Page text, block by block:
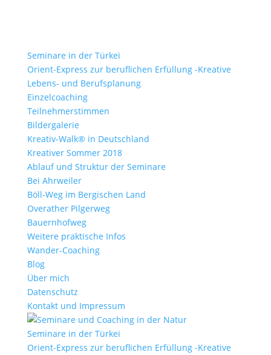
Seminare in der Türkei
Orient-Express zur beruflichen Erfüllung -Kreative
Lebens- und Berufsplanung
Einzelcoaching
Teilnehmerstimmen
Bildergalerie
Kreativ-Walk® in Deutschland
Kreativer Sommer 2018
Ablauf und Struktur der Seminare
Bei Ahrweiler
Böll-Weg im Bergischen Land
Overather Pilgerweg
Bauernhofweg
Weitere praktische Infos
Wander-Coaching
Blog
Über mich
Datenschutz
Kontakt und Impressum
Seminare in der Türkei
Orient-Express zur beruflichen Erfüllung -Kreative